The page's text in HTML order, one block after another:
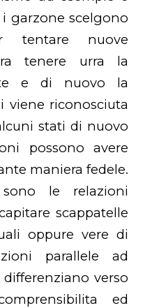
garzone scelgono
tentare nuove
tenere urra la
e di nuovo la
viene riconosciuta
stati di nuovo
possono avere
maniera fedele.
le relazioni
scappatelle
oppure vere di
parallele ad
verso
ed